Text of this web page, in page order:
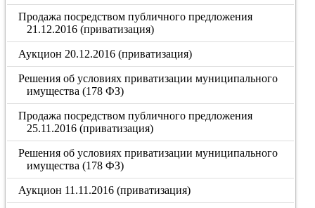
Продажа посредством публичного предложения
21.12.2016 (приватизация)
Аукцион 20.12.2016 (приватизация)
Решения об условиях приватизации муниципального
имущества (178 ФЗ)
Продажа посредством публичного предложения
25.11.2016 (приватизация)
Решения об условиях приватизации муниципального
имущества (178 ФЗ)
Аукцион 11.11.2016 (приватизация)